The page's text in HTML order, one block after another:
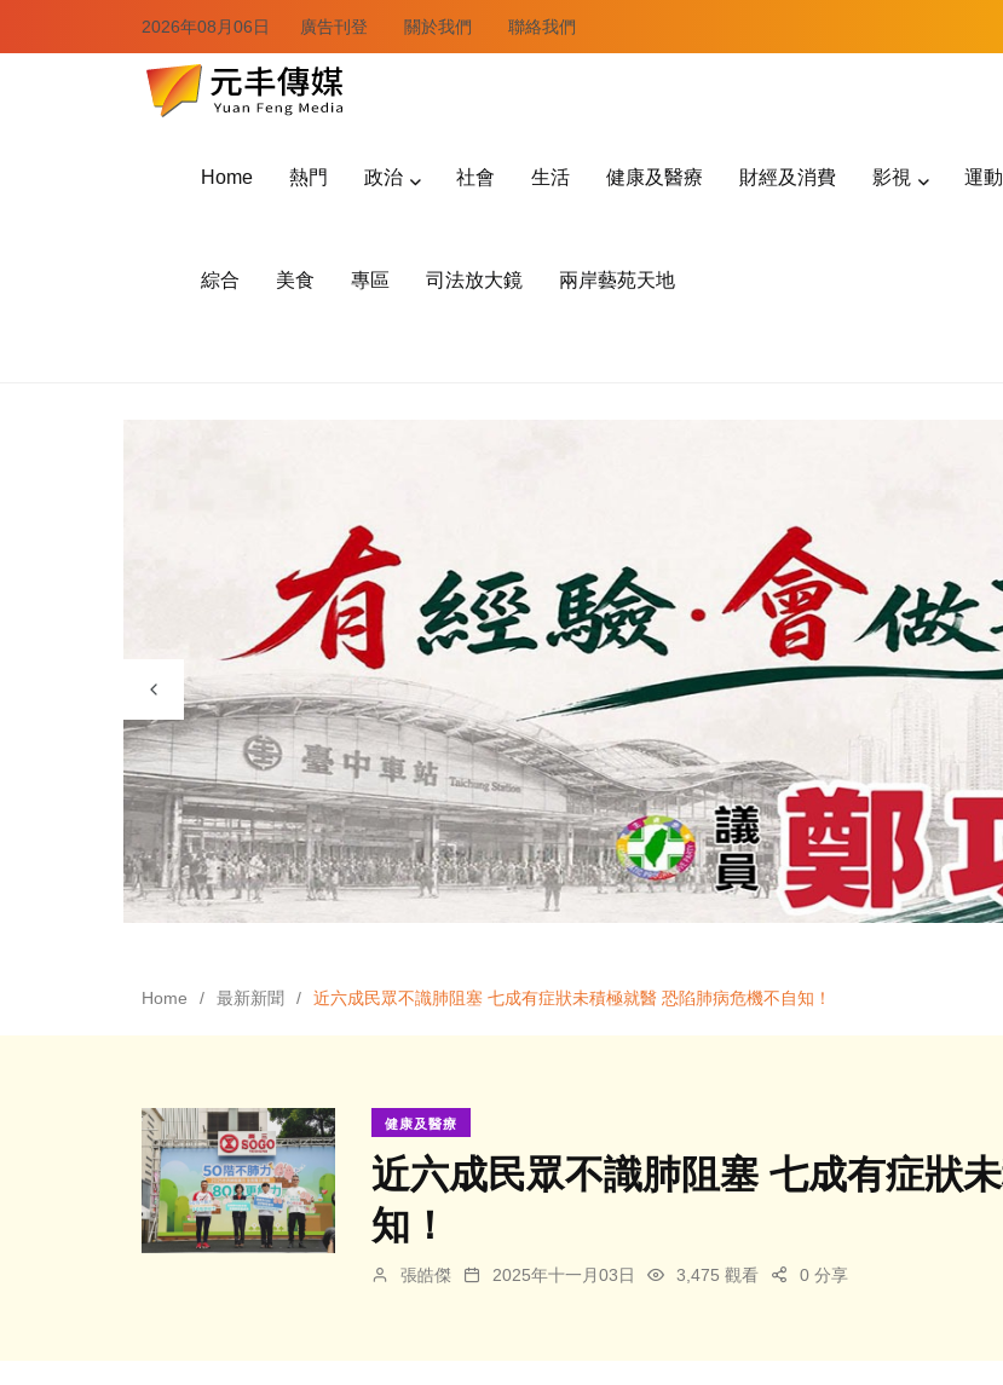
2026年08月06日 廣告刊登 關於我們 聯絡我們
Home 熱門 政治 社會 生活 健康及醫療 財經及消費 影視 運動
綜合 美食 專區 司法放大鏡 兩岸藝苑天地
Home 最新新聞 近六成民眾不識肺阻塞 七成有症狀未積極就醫 恐陷肺病危機不自知！
健康及醫療
近六成民眾不識肺阻塞 七成有症狀
知！
張皓傑 2025年十一月03日 3,475 觀看 0 分享